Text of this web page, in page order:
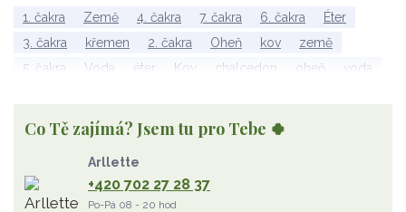
1. čakra Země 4. čakra 7. čakra 6. čakra
Éter
3. čakra
křemen 2. čakra Oheň kov
země
5. čakra
Voda éter Kov chalcedon oheň
voda
Wu Xing
apatit
diamant
olivín
želva jahodový křemen
Co Tě zajímá? Jsem tu pro Tebe 🍀
Arllette
+420 702 27 28 37
Po-Pá 08 - 20 hod